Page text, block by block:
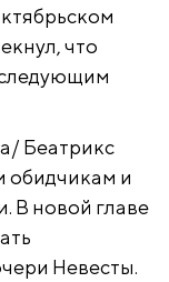
что
Беатрикс
обидчикам и
В новой главе
Невесты.